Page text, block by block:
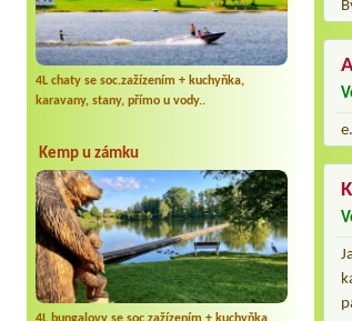
4L chaty se soc.zažízením + kuchyňka,
karavany, stany, přímo u vody..
Kemp u zámku